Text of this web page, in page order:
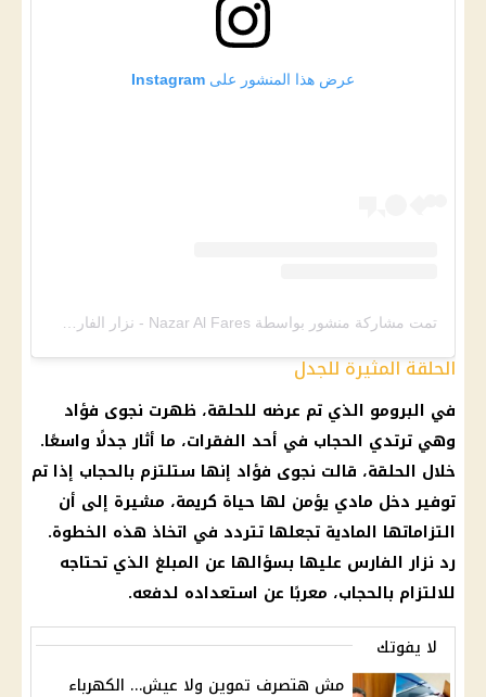
عرض هذا المنشور على Instagram
تمت مشاركة منشور بواسطة ‏‎Nazar Al Fares - نزار الفارس‎‏ (@‏‎nazaralfares‎‏)
الحلقة المثيرة للجدل
في البرومو الذي تم عرضه للحلقة، ظهرت نجوى فؤاد
وهي ترتدي الحجاب في أحد الفقرات، ما أثار جدلًا واسعًا.
خلال الحلقة، قالت نجوى فؤاد إنها ستلتزم بالحجاب إذا تم
توفير دخل مادي يؤمن لها حياة كريمة، مشيرة إلى أن
التزاماتها المادية تجعلها تتردد في اتخاذ هذه الخطوة.
رد نزار الفارس عليها بسؤالها عن المبلغ الذي تحتاجه
للالتزام بالحجاب، معربًا عن استعداده لدفعه.
لا يفوتك
مش هتصرف تموين ولا عيش… الكهرباء